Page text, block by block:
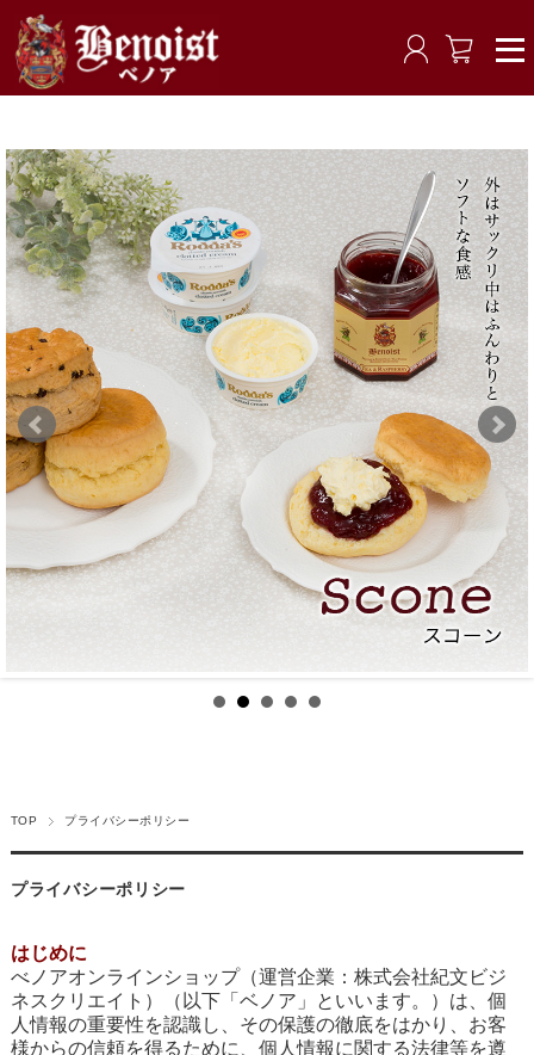
TOP プライバシーポリシー
プライバシーポリシー
はじめに
べノアオンラインショップ（運営企業：株式会社紀文ビジ
ネスクリエイト）（以下「ベノア」といいます。）は、個
人情報の重要性を認識し、その保護の徹底をはかり、お客
様からの信頼を得るために、個人情報に関する法律等を遵